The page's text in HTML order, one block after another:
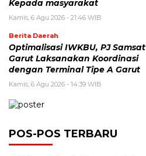
Kepada masyarakat
Kamis, 6 Agu 2026 - 21:46 WIB
Berita Daerah
Optimalisasi IWKBU, PJ Samsat
Garut Laksanakan Koordinasi
dengan Terminal Tipe A Garut
Kamis, 6 Agu 2026 - 14:39 WIB
POS-POS TERBARU